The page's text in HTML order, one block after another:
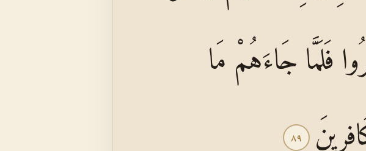
فَلَمَّا جَاءَهُمْ مَا
٨٩